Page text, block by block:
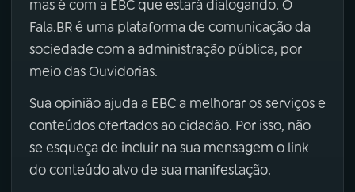
mas é com a EBC que estará dialogando. O
Fala.BR é uma plataforma de comunicação da
sociedade com a administração pública, por
meio das Ouvidorias.
Sua opinião ajuda a EBC a melhorar os serviços e
conteúdos ofertados ao cidadão. Por isso, não
se esqueça de incluir na sua mensagem o link
do conteúdo alvo de sua manifestação.